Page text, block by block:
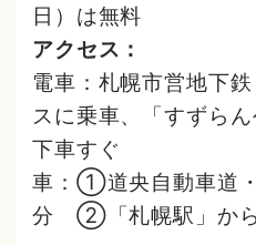
日）は無料
アクセス：
電車：札幌市営地下
スに乗車、「すずら
下車すぐ
車：①道央自動車道
分 ②「札幌駅」か